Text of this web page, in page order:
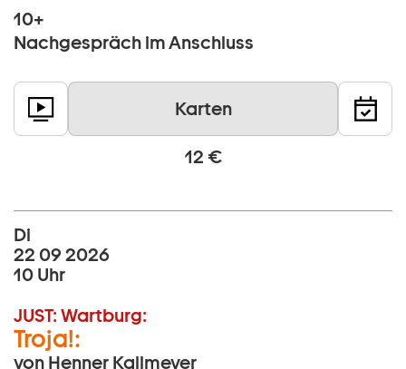
10+
Nachgespräch im Anschluss
Karten
12 €
Di
22 09 2026
10 Uhr
JUST: Wartburg:
Troja!:
von Henner Kallmeyer